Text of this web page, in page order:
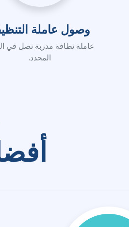
وصول عاملة
عاملة نظافة مدربة تصل في
المحدد.